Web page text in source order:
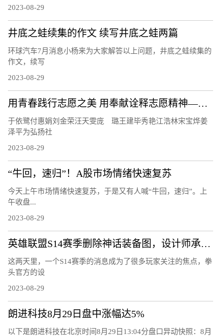
2023-08-29
井底之蛙续集的作文 续写井底之蛙两篇
环球汽车7月消息小杨来为大家解答以上问题，井底之蛙续集的
作文，续写
2023-08-29
用青春践行志愿之美 用奉献诠释志愿精神——记2022年度海淀区十大明星志愿者
于依鹭付惠娟刘金荣汪天雯庞 璐王建毕秀艳江浩林宋宝烨姜
泽平为弘扬社
2023-08-29
“牛回，速归”！A股市场情绪快速复苏
今天上午市场情绪快速复苏，于是又有人喊“牛回，速归”。上
午收盘...
2023-08-29
英雄联盟S14赛季删除神话装备图，设计师承认错误，游戏大批回调
这两天里，一个S14赛季的消息成为了很多玩家关注的焦点，拳
头官方的设
2023-08-29
朗进科技8月29日盘中涨幅达5%
以下是朗进科技在北京时间8月29日13:04分盘口异动快照：8月